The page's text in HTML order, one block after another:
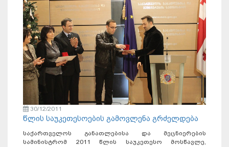
30/12/2011
წლის საუკეთესოების გამოვლენა გრძელდება
საქართველოს განათლებისა და მეცნიერების
სამინისტრომ 2011 წლის საუკეთესო მოსწავლე,